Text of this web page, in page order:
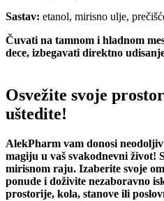
Sastav: etanol, mirisno ulje,
Čuvati na tamnom i hladnom
dece, izbegavati direktno
Osvežite svoje
uštedite!
AlekPharm vam donosi
magiju u vaš svakodnevni život!
mirisnom raju. Izaberite svoje
ponude i doživite nezaboravno
prostorije, kola, stanove ili